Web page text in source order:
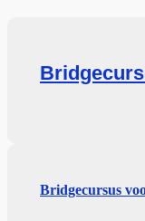
Bridgecursus